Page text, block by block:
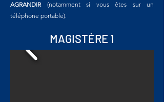
AGRANDIR(notamment si vous êtes sur un
téléphone portable).
MAGISTÈRE 1